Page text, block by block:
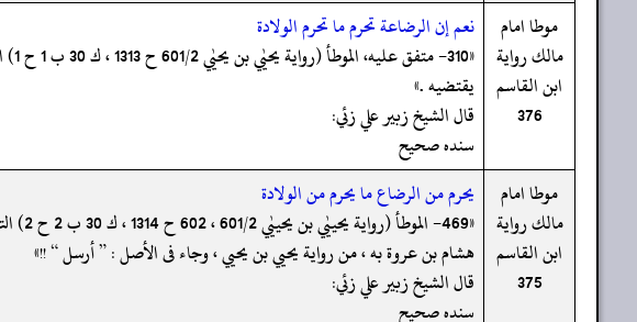
موطا امام
مالك رواية
ابن القاسم
376
نعم إن الرضاعة تحرم ما تحرم الولادة
يقتضيه .»
قال الشيخ زبير علي زئي:
سنده صحيح
موطا امام
مالك رواية
ابن القاسم
375
يحرم من الرضاع ما يحرم من الولادة
هشام بن عروة به ، من رواية يحيي بن يحيي ، وجاء فى الأصل : ” أرسل “ !!»
قال الشيخ زبير علي زئي:
سنده صحيح